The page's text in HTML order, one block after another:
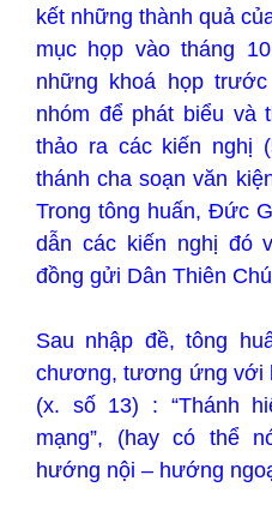
kết những thành quả
mục họp vào tháng
những khoá họp
nhóm để phát biểu và
thảo ra các kiến nghị
thánh cha soạn văn
Trong tông huấn, Đức
dẫn các kiến nghị đó
đồng gửi Dân Thiên
Sau nhập đề, tông
chương, tương ứng với
(x. số 13) : “Thánh
mạng”, (hay có thể
hướng nội – hướng